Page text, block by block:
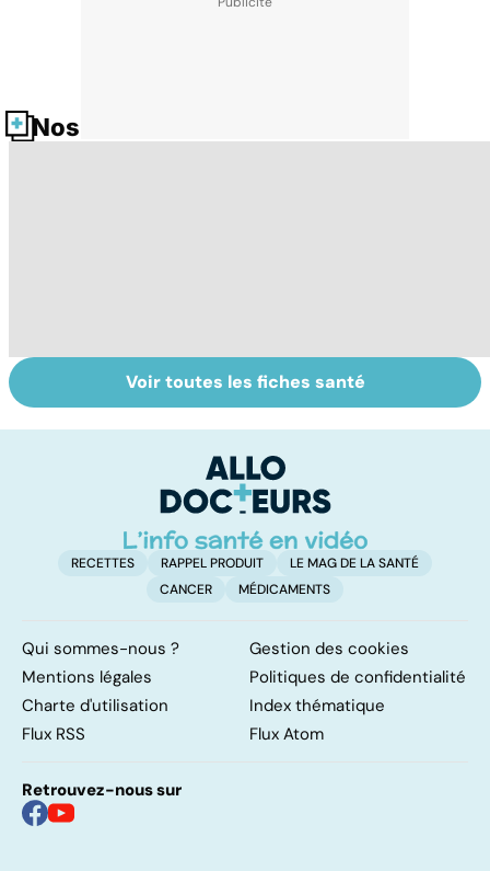
Nos fiches santé
Autisme :
s'orienter vers la
Tout savoir sur
les infections
Voir toutes les fiches santé
RECETTES RAPPEL PRODUIT
LE MAG DE LA SANTÉ
CANCER
MÉDICAMENTS
Qui sommes-nous ?
Gestion des cookies
Mentions légales
Politiques de confidentialité
Charte d'utilisation
Index thématique
Flux RSS
Flux Atom
Retrouvez-nous sur